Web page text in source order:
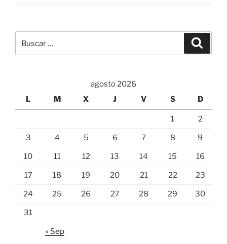
por:
agosto 2026
L
M X J V S D
1 2
3 4 5 6 7 8 9
10 11 12 13 14 15 16
17 18 19 20 21 22 23
24 25 26 27 28 29 30
31
« Sep